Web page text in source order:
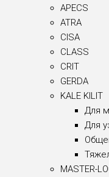
APECS
ATRA
CISA
CLASS
CRIT
GERDA
KALE KILIT
Для
Для
MASTER-